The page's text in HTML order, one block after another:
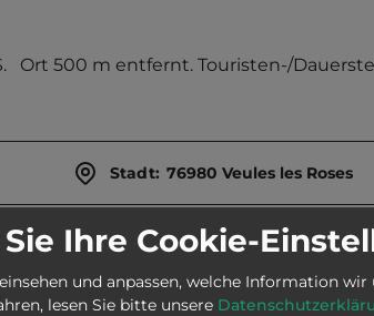
Ort 500 m entfernt. Touristen-/
Stadt: 76980 Veules les Roses
Webseite:
vacances-seasonova.com/fr/camping/
mouettes/
Ihre Cookie-
und anpassen, welche Information wir
lesen Sie bitte unsere